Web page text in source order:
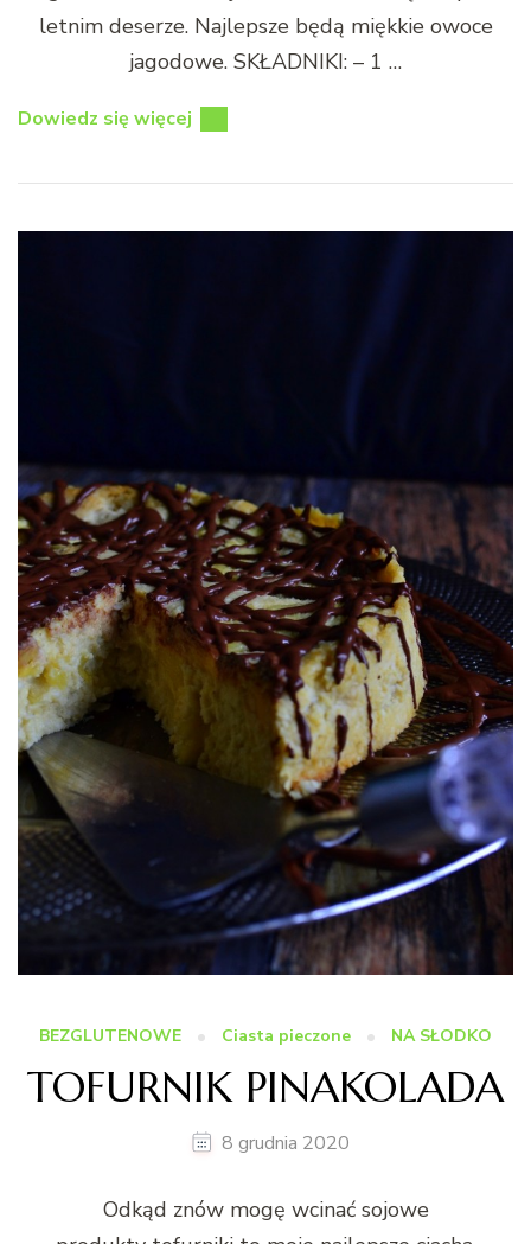
letnim deserze. Najlepsze będą miękkie owoce
jagodowe. SKŁADNIKI: – 1 …
Dowiedz się więcej
BEZGLUTENOWE Ciasta pieczone NA SŁODKO
TOFURNIK PINAKOLADA
8 grudnia 2020
Odkąd znów mogę wcinać sojowe